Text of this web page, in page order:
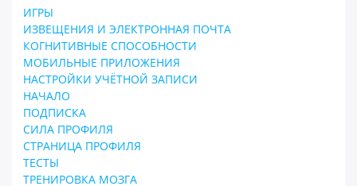
ИГРЫ
ИЗВЕЩЕНИЯ И ЭЛЕКТРОННАЯ ПОЧТА
КОГНИТИВНЫЕ СПОСОБНОСТИ
МОБИЛЬНЫЕ ПРИЛОЖЕНИЯ
НАСТРОЙКИ УЧЁТНОЙ ЗАПИСИ
НАЧАЛО
ПОДПИСКА
СИЛА ПРОФИЛЯ
СТРАНИЦА ПРОФИЛЯ
ТЕСТЫ
ТРЕНИРОВКА МОЗГА